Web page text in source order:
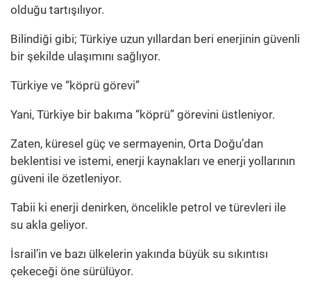
olduğu tartışılıyor.
Bilindiği gibi; Türkiye uzun yıllardan beri enerjinin güvenli
bir şekilde ulaşımını sağlıyor.
Türkiye ve “köprü görevi”
Yani, Türkiye bir bakıma “köprü” görevini üstleniyor.
Zaten, küresel güç ve sermayenin, Orta Doğu’dan
beklentisi ve istemi, enerji kaynakları ve enerji yollarının
güveni ile özetleniyor.
Tabii ki enerji denirken, öncelikle petrol ve türevleri ile
su akla geliyor.
İsrail’in ve bazı ülkelerin yakında büyük su sıkıntısı
çekeceği öne sürülüyor.